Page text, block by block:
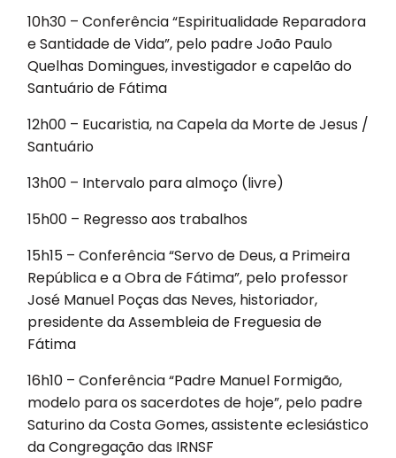
10h30 – Conferência “Espiritualidade Reparadora
e Santidade de Vida”, pelo padre João Paulo
Quelhas Domingues, investigador e capelão do
Santuário de Fátima
12h00 – Eucaristia, na Capela da Morte de Jesus /
Santuário
13h00 – Intervalo para almoço (livre)
15h00 – Regresso aos trabalhos
15h15 – Conferência “Servo de Deus, a Primeira
República e a Obra de Fátima”, pelo professor
José Manuel Poças das Neves, historiador,
presidente da Assembleia de Freguesia de
Fátima
16h10 – Conferência “Padre Manuel Formigão,
modelo para os sacerdotes de hoje”, pelo padre
Saturino da Costa Gomes, assistente eclesiástico
da Congregação das IRNSF